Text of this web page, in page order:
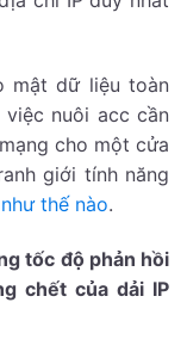
mật dữ liệu toàn
nuôi acc cần
cho một cửa
giới tính năng
thế nào.
tốc độ phản hồi
chết của dải IP